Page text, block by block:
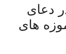
دعای
های